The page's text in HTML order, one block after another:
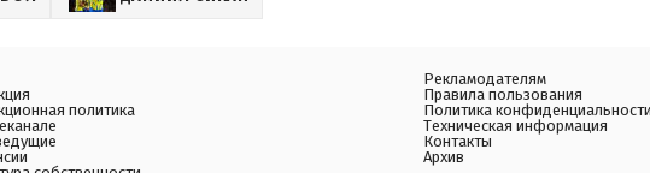
политика
Рекламодателям
Правила пользования
Политика конфиденциальности
Техническая информация
Контакты
Архив